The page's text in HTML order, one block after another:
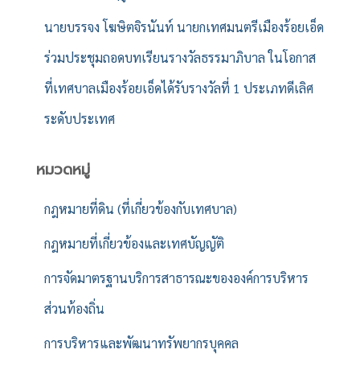
นายบรรจง โฆษิตจิรนันท์ นายกเทศมนตรีเมืองร้อยเอ็ด
ร่วมประชุมถอดบทเรียนรางวัลธรรมาภิบาล ในโอกาส
ที่เทศบาลเมืองร้อยเอ็ดได้รับรางวัลที่ 1 ประเภทดีเลิศ
ระดับประเทศ
หมวดหมู่
กฎหมายที่ดิน (ที่เกี่ยวข้องกับเทศบาล)
กฎหมายที่เกี่ยวข้องและเทศบัญญัติ
การจัดมาตรฐานบริการสาธารณะขององค์การบริหาร
ส่วนท้องถิ่น
การบริหารและพัฒนาทรัพยากรบุคคล